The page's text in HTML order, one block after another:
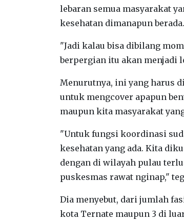
lebaran semua masyarakat
kesehatan dimanapun berada.
"Jadi kalau bisa dibilang
berpergian itu akan menjadi
Menurutnya, ini yang harus
untuk mengcover apapun
maupun kita masyarakat
"Untuk fungsi koordinasi
kesehatan yang ada. Kita
dengan di wilayah pulau
puskesmas rawat nginap,"
Dia menyebut, dari jumlah
kota Ternate maupun 3 di